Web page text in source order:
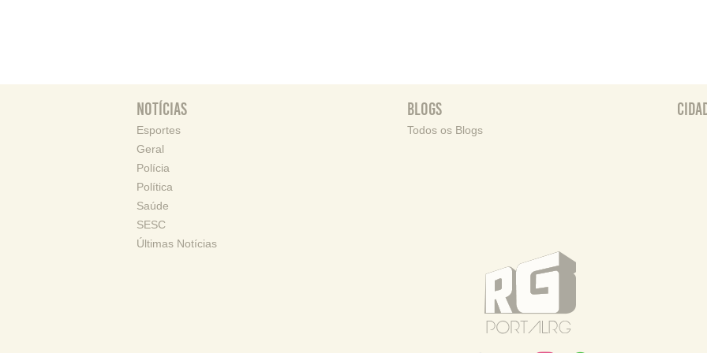
Notícias
Esportes
Geral
Polícia
Política
Saúde
SESC
Últimas Notícias
Blogs
Todos os Blogs